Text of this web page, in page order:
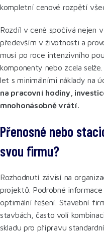
kompletní cenové rozpětí
Rozdíl v ceně spočívá nejen
především v životnosti a
musí po roce intenzivního
komponenty nebo zcela
let s minimálními náklady na
na pracovní hodiny,
mnohonásobně vrátí.
Přenosné nebo
svou firmu?
Rozhodnutí závisí na
projektů. Podrobné informace
optimální řešení. Stavební
stavbách, často volí
skladu pro přípravu